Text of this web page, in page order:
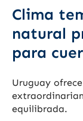
Clima
natural
para
Uruguay
equilibrada.